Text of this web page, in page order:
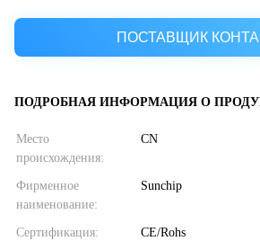
ПОСТАВЩИК
ПОДРОБНАЯ ИНФОРМАЦИЯ О
Место
происхождения:
CN
Фирменное
наименование:
Sunchip
Сертификация: CE/Rohs